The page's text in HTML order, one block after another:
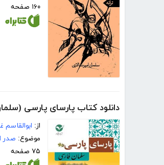
۱۶۰ صفحه
دانلود کتاب پارسای پارسی
از: ابوالقاسم
موضوع: صدر
۷۵ صفحه